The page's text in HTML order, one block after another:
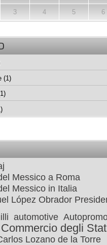
3 4 5 6
(1)
Messico a Roma
Messico in Italia
López Obrador
automotive
degli
Lozano de la Torre